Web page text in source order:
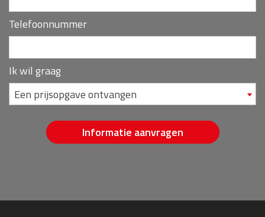
Telefoonnummer
Ik wil graag
Een prijsopgave ontvangen
Informatie aanvragen